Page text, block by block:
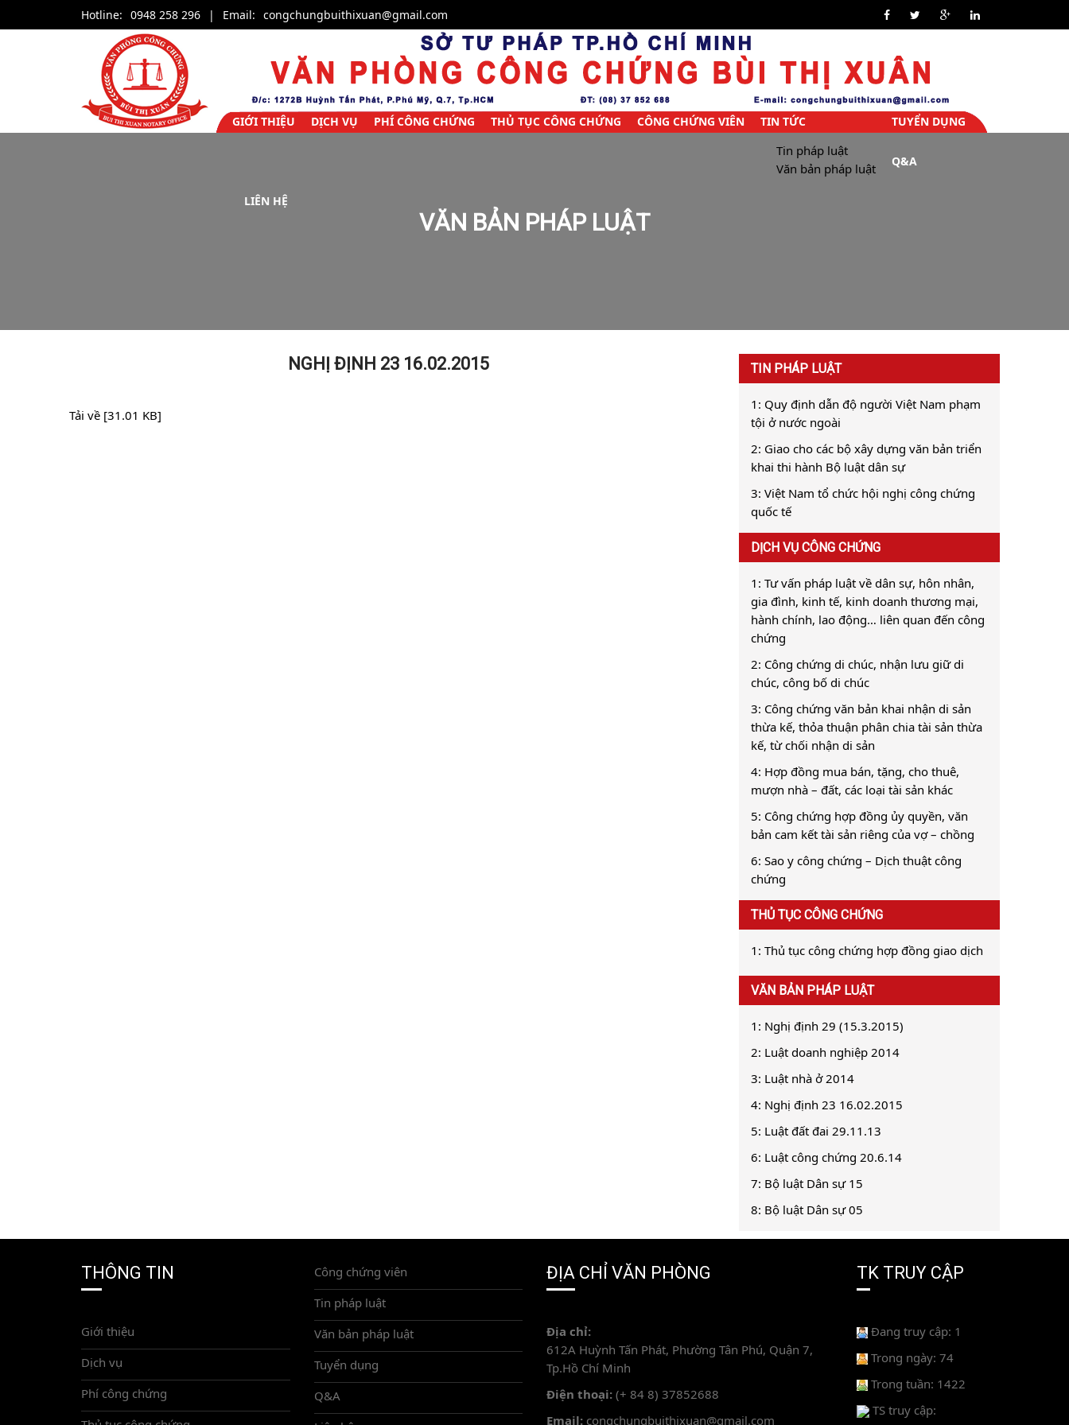
Hotline: 0948 258 296 | Email: congchungbuithixuan@gmail.com
GIỚI THIỆU DỊCH VỤ PHÍ CÔNG CHỨNG THỦ TỤC CÔNG CHỨNG CÔNG CHỨNG VIÊN TIN TỨC
Tin pháp luật
Văn bản pháp luật
TUYỂN DỤNG
Q&A
LIÊN HỆ
VĂN BẢN PHÁP LUẬT
NGHỊ ĐỊNH 23 16.02.2015
Tải về [31.01 KB]
TIN PHÁP LUẬT
1: Quy định dẫn độ người Việt Nam phạm
tội ở nước ngoài
2: Giao cho các bộ xây dựng văn bản triển
khai thi hành Bộ luật dân sự
3: Việt Nam tổ chức hội nghị công chứng
quốc tế
DỊCH VỤ CÔNG CHỨNG
1: Tư vấn pháp luật về dân sự, hôn nhân,
gia đình, kinh tế, kinh doanh thương mại,
hành chính, lao động… liên quan đến công
chứng
2: Công chứng di chúc, nhận lưu giữ di
chúc, công bố di chúc
3: Công chứng văn bản khai nhận di sản
thừa kế, thỏa thuận phân chia tài sản thừa
kế, từ chối nhận di sản
4: Hợp đồng mua bán, tặng, cho thuê,
mượn nhà – đất, các loại tài sản khác
5: Công chứng hợp đồng ủy quyền, văn
bản cam kết tài sản riêng của vợ – chồng
6: Sao y công chứng – Dịch thuật công
chứng
THỦ TỤC CÔNG CHỨNG
1: Thủ tục công chứng hợp đồng giao dịch
VĂN BẢN PHÁP LUẬT
1: Nghị định 29 (15.3.2015)
2: Luật doanh nghiệp 2014
3: Luật nhà ở 2014
4: Nghị định 23 16.02.2015
5: Luật đất đai 29.11.13
6: Luật công chứng 20.6.14
7: Bộ luật Dân sự 15
8: Bộ luật Dân sự 05
THÔNG TIN
Giới thiệu
Dịch vụ
Phí công chứng
Công chứng viên
Tin pháp luật
Văn bản pháp luật
Tuyển dụng
Q&A
ĐỊA CHỈ VĂN PHÒNG
Địa chỉ:
612A Huỳnh Tấn Phát, Phường Tân Phú, Quận 7,
Tp.Hồ Chí Minh
Điện thoại: (+ 84 8) 37852688
Email: congchungbuithixuan@gmail.com
TK TRUY CẬP
Đang truy cập: 1
Trong ngày: 74
Trong tuần: 1422
TS truy cập: